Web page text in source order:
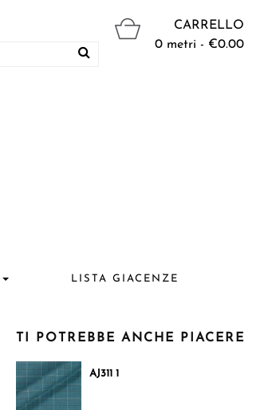
CARRELLO
0 metri - €0.00
LISTA GIACENZE
TI POTREBBE ANCHE PIACERE
AJ311 1